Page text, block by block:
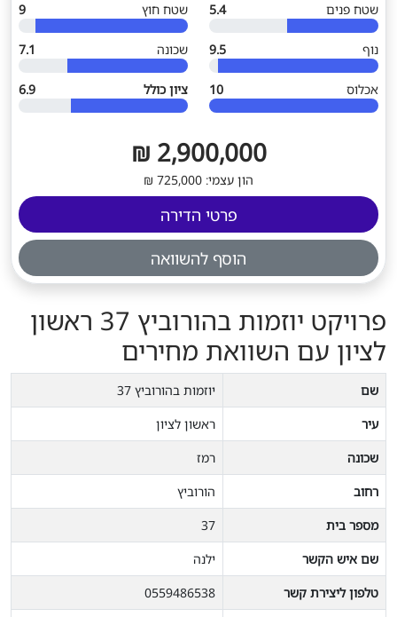
שטח פנים
5.4 שטח חוץ 9
נוף 9.5 שכונה 7.1
אכלוס 10 ציון כולל 6.9
2,900,000 ₪
הון עצמי: 725,000 ₪
פרטי הדירה
הוסף להשוואה
פרויקט יוזמות בהורוביץ 37 ראשון
לציון עם השוואת מחירים
שם
יוזמות בהורוביץ 37
עיר
ראשון לציון
שכונה
רמז
רחוב
הורוביץ
מספר בית
37
שם איש הקשר
ילנה
טלפון ליצירת קשר
0559486538